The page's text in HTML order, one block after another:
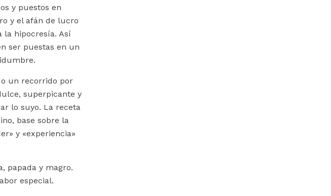
y puestos en
y el afán de lucro
la hipocresía. Así
ser puestas en un
un recorrido por
superpicante y
lo suyo. La receta
base sobre la
y «experiencia»
papada y magro.
especial.